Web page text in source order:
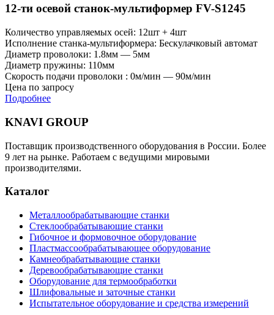
12-ти осевой станок-мультиформер FV-S1245
Количество управляемых осей: 12шт + 4шт
Исполнение станка-мультиформера: Бескулачковый автомат
Диаметр проволоки: 1.8мм — 5мм
Диаметр пружины: 110мм
Скорость подачи проволоки : 0м/мин — 90м/мин
Цена по запросу
Подробнее
KNAVI GROUP
Поставщик производственного оборудования в России. Более
9 лет на рынке. Работаем с ведущими мировыми
производителями.
Каталог
Металлообрабатывающие станки
Стеклообрабатывающие станки
Гибочное и формовочное оборудование
Пластмассообрабатывающее оборудование
Камнеобрабатывающие станки
Деревообрабатывающие станки
Оборудование для термообработки
Шлифовальные и заточные станки
Испытательное оборудование и средства измерений